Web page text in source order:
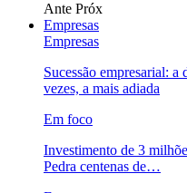
Ante Próx
Empresas
Empresas
Sucessão empresarial:
vezes, a mais adiada
Em foco
Investimento de 3
Pedra centenas de…